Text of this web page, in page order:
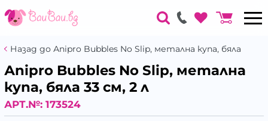
Назад до Аnipro Bubbles No Slip, метална купа, бяла
Аnipro Bubbles No Slip, метална
купа, бяла 33 см, 2 л
АРТ.№: 173524